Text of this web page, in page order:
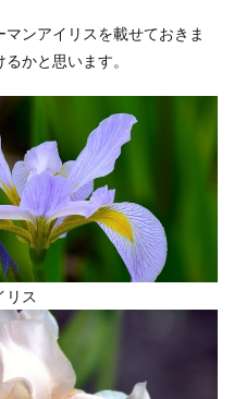
ンアイリスを載せておきま
かと思います。
リス